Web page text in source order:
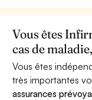
Vous êtes
cas de
Vous êtes
très importantes
assurances